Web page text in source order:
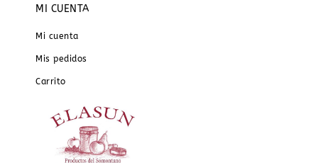
MI CUENTA
Mi cuenta
Mis pedidos
Carrito